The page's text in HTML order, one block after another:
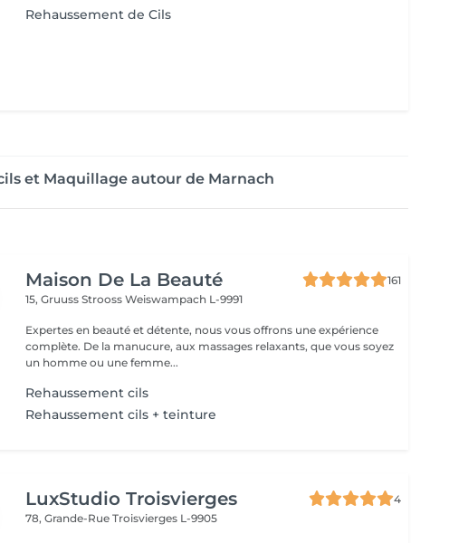
Rehaussement de Cils
et Maquillage autour de Marnach
Maison De La Beauté
161
15, Gruuss StroossWeiswampach L-9991
Expertes en beauté et détente, nous vous offrons une expérience
complète. De la manucure, aux massages relaxants, que vous soyez
un homme ou une femme...
Rehaussement cils
Rehaussement cils + teinture
LuxStudio Troisvierges
4
78, Grande-RueTroisvierges L-9905